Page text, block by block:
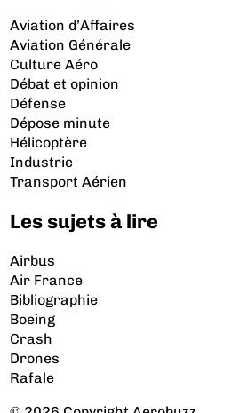
Aviation d’Affaires
Aviation Générale
Culture Aéro
Débat et opinion
Défense
Dépose minute
Hélicoptère
Industrie
Transport Aérien
Les sujets à lire
Airbus
Air France
Bibliographie
Boeing
Crash
Drones
Rafale